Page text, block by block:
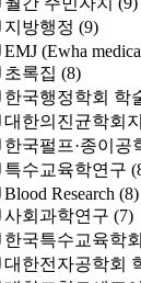
지방행정 (9)
EMJ (Ewha
초록집 (8)
한국행정학회 학
대한의진균학회지
한국펄프·종이공
특수교육학연구
Blood Research (8)
사회과학연구 (7)
한국특수교육학
대한전자공학회